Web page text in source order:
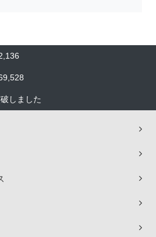
しました